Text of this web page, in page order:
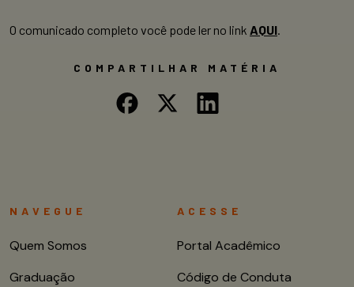
O comunicado completo você pode ler no link AQUI.
COMPARTILHAR MATÉRIA
NAVEGUE
Quem Somos
Graduação
ACESSE
Portal Acadêmico
Código de Conduta